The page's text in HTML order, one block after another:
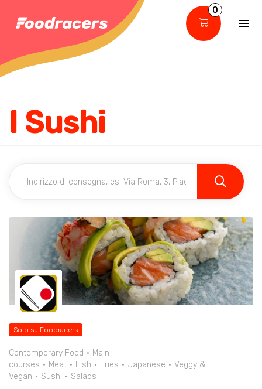
0
I Sushi
Solo su Foodracers
Contemporary Food
Main
courses
Meat Fish Fries Japanese
Veggy &
Vegan
Sushi Salads